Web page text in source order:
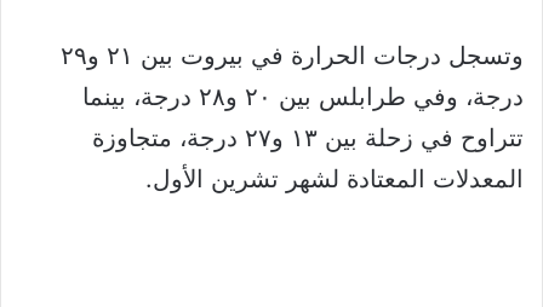
وتسجل درجات الحرارة في بيروت بين ٢١ و٢٩
درجة، وفي طرابلس بين ٢٠ و٢٨ درجة، بينما
تتراوح في زحلة بين ١٣ و٢٧ درجة، متجاوزة
المعدلات المعتادة لشهر تشرين الأول.